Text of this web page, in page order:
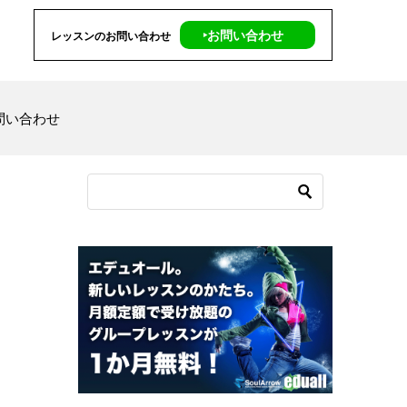
レッスンのお問い合わせ ‣お問い合わせ
い合わせ